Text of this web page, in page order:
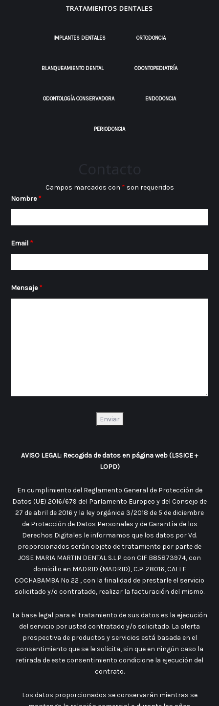
TRATAMIENTOS DENTALES
IMPLANTES DENTALES ORTODONCIA
BLANQUEAMIENTO DENTAL ODONTOPEDIATRÍA
ODONTOLOGÍA CONSERVADORA ENDODONCIA
PERIODONCIA
Campos marcados con * son requeridos
Nombre*
Email *
Mensaje*
AVISO LEGAL: Recogida de datos en página web (LSSICE +
LOPD)
En cumplimiento del Reglamento General de Protección de
Datos (UE) 2016/679 del Parlamento Europeo y del Consejo de
27 de abril de 2016 y la ley orgánica 3/2018 de 5 de diciembre
de Protección de Datos Personales y de Garantía de los
Derechos Digitales le informamos que los datos por Vd.
proporcionados serán objeto de tratamiento por parte de
JOSE MARIA MARTIN DENTAL S.L.P con CIF B85873974, con
domicilio en MADRID (MADRID), C.P. 28016, CALLE
COCHABAMBA No 22 , con la finalidad de prestarle el servicio
solicitado y/o contratado, realizar la facturación del mismo.
La base legal para el tratamiento de sus datos es la ejecución
del servicio por usted contratado y/o solicitado. La oferta
prospectiva de productos y servicios está basada en el
consentimiento que se le solicita, sin que en ningún caso la
retirada de este consentimiento condicione la ejecución del
contrato.
Los datos proporcionados se conservarán mientras se